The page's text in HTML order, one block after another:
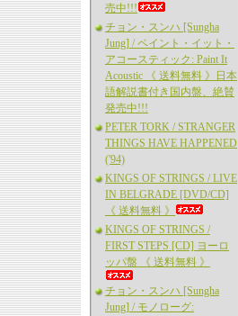
売中!!!
チョン・スンハ [Sungha
Jung] / ペイント・イット・
アコースティック: Paint It
Acoustic 《 送料無料 》日本
語解説書付き国内盤、絶賛
発売中!!!
PETER TORK / STRANGER
THINGS HAVE HAPPENED
('94)
KINGS OF STRINGS / LIVE
IN BELGRADE [DVD/CD]
《 送料無料 》
KINGS OF STRINGS /
FIRST STEPS [CD] ヨーロ
ッパ盤 《 送料無料 》
チョン・スンハ [Sungha
Jung] / モノローグ: